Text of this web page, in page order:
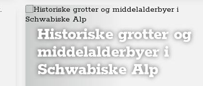
Historiske grotter og
middelalderbyer i
Schwabiske Alp